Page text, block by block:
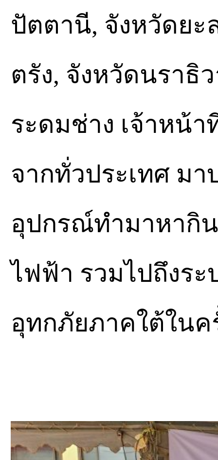
ปัตตานี, จังหวัดยะ
ตรัง, จังหวัดนราธิ
ระดมช่าง เจ้าหน้
จากทั่วประเทศ ม
อุปกรณ์ทำมาหากิ
ไฟฟ้า รวมไปถึงร
อุทกภัยภาคใต้ในค